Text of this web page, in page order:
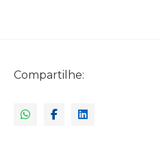
Compartilhe: